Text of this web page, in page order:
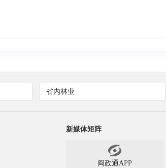
省内林业
新媒体矩阵
闽政通APP